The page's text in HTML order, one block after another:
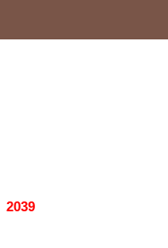
2039